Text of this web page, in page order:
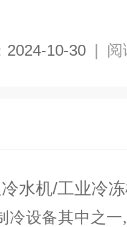
2024-10-30 | 阅
水机/工业冷
冷设备其中之一